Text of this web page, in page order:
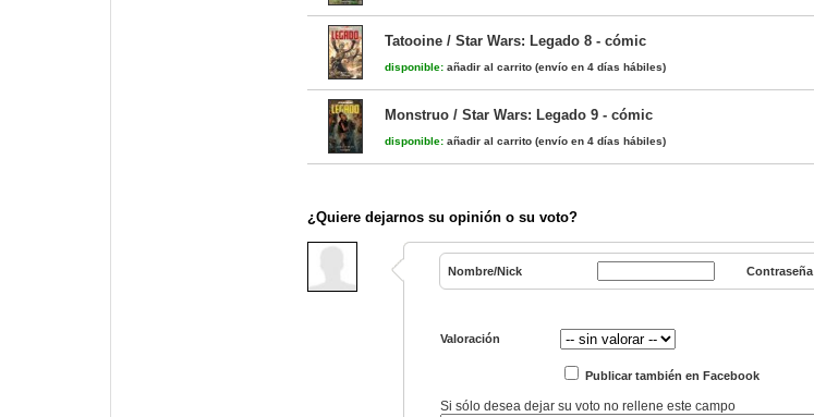
Tatooine / Star Wars: Legado 8 - cómic
disponible: añadir al carrito (envío en 4 días hábiles)
Monstruo / Star Wars: Legado 9 - cómic
disponible: añadir al carrito (envío en 4 días hábiles)
¿Quiere dejarnos su opinión o su voto?
Nombre/Nick Contraseña
Valoración
Publicar también en Facebook
Si sólo desea dejar su voto no rellene este campo